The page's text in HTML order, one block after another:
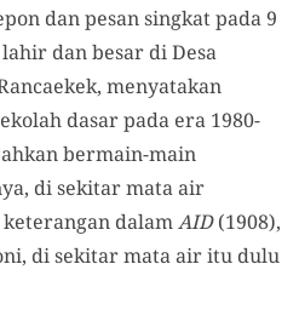
dan pesan singkat pada 9
dan besar di Desa
menyatakan
dasar pada era 1980-
bermain-main
di sekitar mata air
keterangan dalamAID(1908),
di sekitar mata air itu dulu